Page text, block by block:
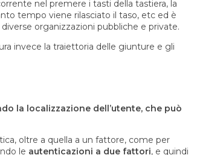
nel premere i tasti della tastiera, la
tempo viene rilasciato il taso, etc ed è
organizzazioni pubbliche e private.
invece la traiettoria delle giunture e gli
la localizzazione dell’utente, che può
oltre a quella a un fattore, come per
le autenticazioni a due fattori, e quindi